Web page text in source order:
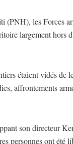
(PNH), les Forces
largement hors
étaient vidés de
affrontements
son directeur
personnes ont été